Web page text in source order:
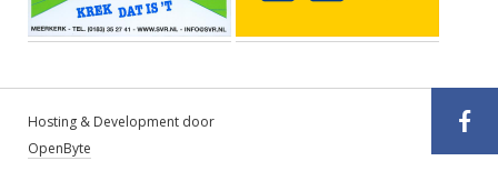
Hosting & Development door
OpenByte